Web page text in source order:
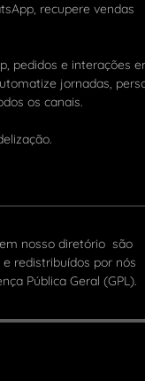
recupere vendas
pedidos e interações
jornadas,
os canais.
nosso diretório são
redistribuídos por nós
Pública Geral (GPL).